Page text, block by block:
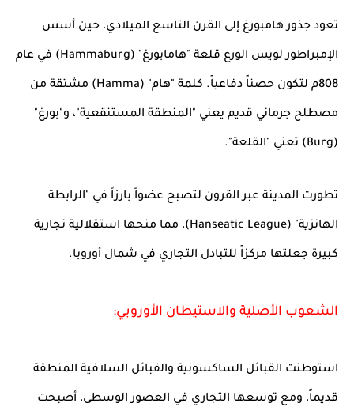
تعود جذور هامبورغ إلى القرن التاسع الميلادي، حين أسس
الإمبراطور لويس الورع قلعة "هامابورغ" (Hammaburg) في عام
808م لتكون حصناً دفاعياً. كلمة "هام" (Hamma) مشتقة من
مصطلح جرماني قديم يعني "المنطقة المستنقعية"، و"بورغ"
(Burg) تعني "القلعة".
تطورت المدينة عبر القرون لتصبح عضواً بارزاً في "الرابطة
الهانزية" (Hanseatic League)، مما منحها استقلالية تجارية
كبيرة جعلتها مركزاً للتبادل التجاري في شمال أوروبا.
الشعوب الأصلية والاستيطان الأوروبي:
استوطنت القبائل الساكسونية والقبائل السلافية المنطقة
قديماً، ومع توسعها التجاري في العصور الوسطى، أصبحت